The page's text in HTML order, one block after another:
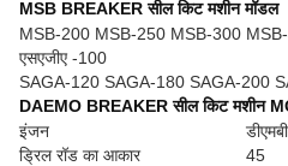
MSB BREAKER सील किट मशीन मॉडल
MSB-200 MSB-250 MSB-300
एसएजीए -100
SAGA-120 SAGA-180 SAGA-200
DAEMO BREAKER सील किट मशीन
इंजन
ड्रिल रॉड का आकार
45